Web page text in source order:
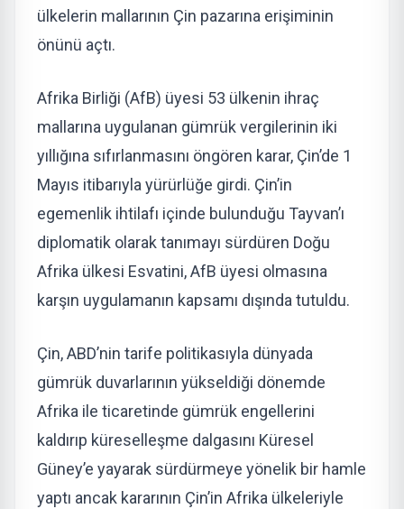
ülkelerin mallarının Çin pazarına erişiminin
önünü açtı.
Afrika Birliği (AfB) üyesi 53 ülkenin ihraç
mallarına uygulanan gümrük vergilerinin iki
yıllığına sıfırlanmasını öngören karar, Çin’de 1
Mayıs itibarıyla yürürlüğe girdi. Çin’in
egemenlik ihtilafı içinde bulunduğu Tayvan’ı
diplomatik olarak tanımayı sürdüren Doğu
Afrika ülkesi Esvatini, AfB üyesi olmasına
karşın uygulamanın kapsamı dışında tutuldu.
Çin, ABD’nin tarife politikasıyla dünyada
gümrük duvarlarının yükseldiği dönemde
Afrika ile ticaretinde gümrük engellerini
kaldırıp küreselleşme dalgasını Küresel
Güney’e yayarak sürdürmeye yönelik bir hamle
yaptı ancak kararının Çin’in Afrika ülkeleriyle